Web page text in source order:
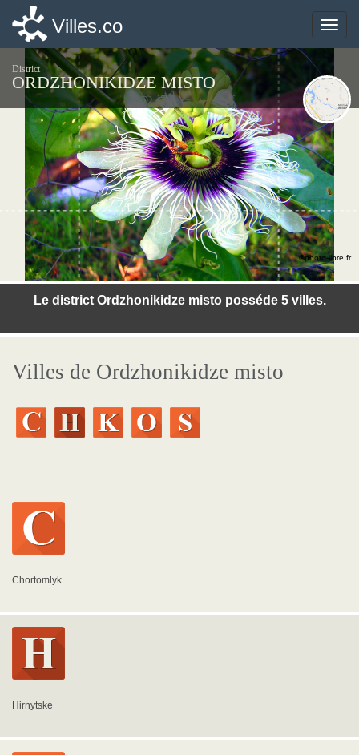
Toggle
Villes.co
District
ORDZHONIKIDZE MISTO
Le district Ordzhonikidze misto posséde 5 villes.
©photo-libre.fr
Villes de Ordzhonikidze misto
Chortomlyk
Hirnytske
Toggle
Villes.co